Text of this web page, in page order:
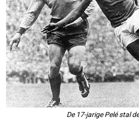
De 17-jarige Pelé stal